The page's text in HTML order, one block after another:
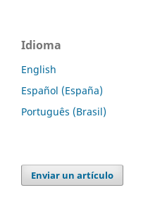
Idioma
English
Español (España)
Português (Brasil)
Enviar un artículo